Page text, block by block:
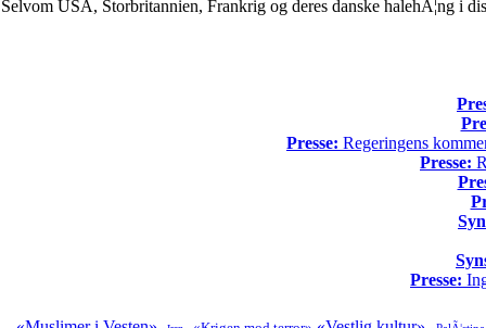
Selvom USA, Storbritannien, Frankrig og deres danske halehÃ¦ng i
Presse: Regeringens
Presse:
Presse: